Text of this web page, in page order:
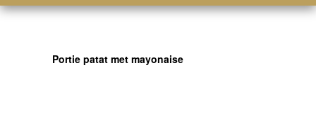
Portie patat met mayonaise